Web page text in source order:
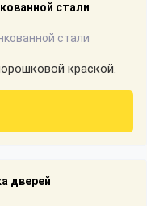
стали
краской.
дверей